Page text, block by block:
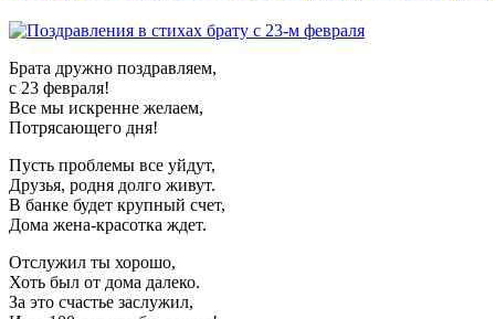
Брата дружно поздравляем,
с 23 февраля!
Все мы искренне желаем,
Потрясающего дня!
Пусть проблемы все уйдут,
Друзья, родня долго живут.
В банке будет крупный счет,
Дома жена-красотка ждет.
Отслужил ты хорошо,
Хоть был от дома далеко.
За это счастье заслужил,